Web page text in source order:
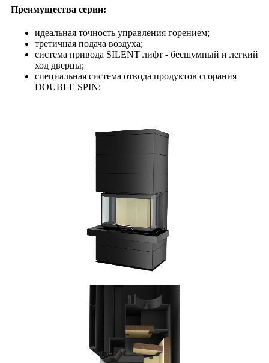
Преимущества серии:
идеальная точность управления горением;
третичная подача воздуха;
система привода SILENT лифт - бесшумный и легкий
ход дверцы;
специальная система отвода продуктов сгорания
DOUBLE SPIN;